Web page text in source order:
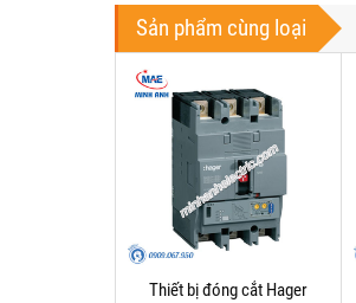
Sản phẩm cùng loại
Thiết bị đóng cắt Hager